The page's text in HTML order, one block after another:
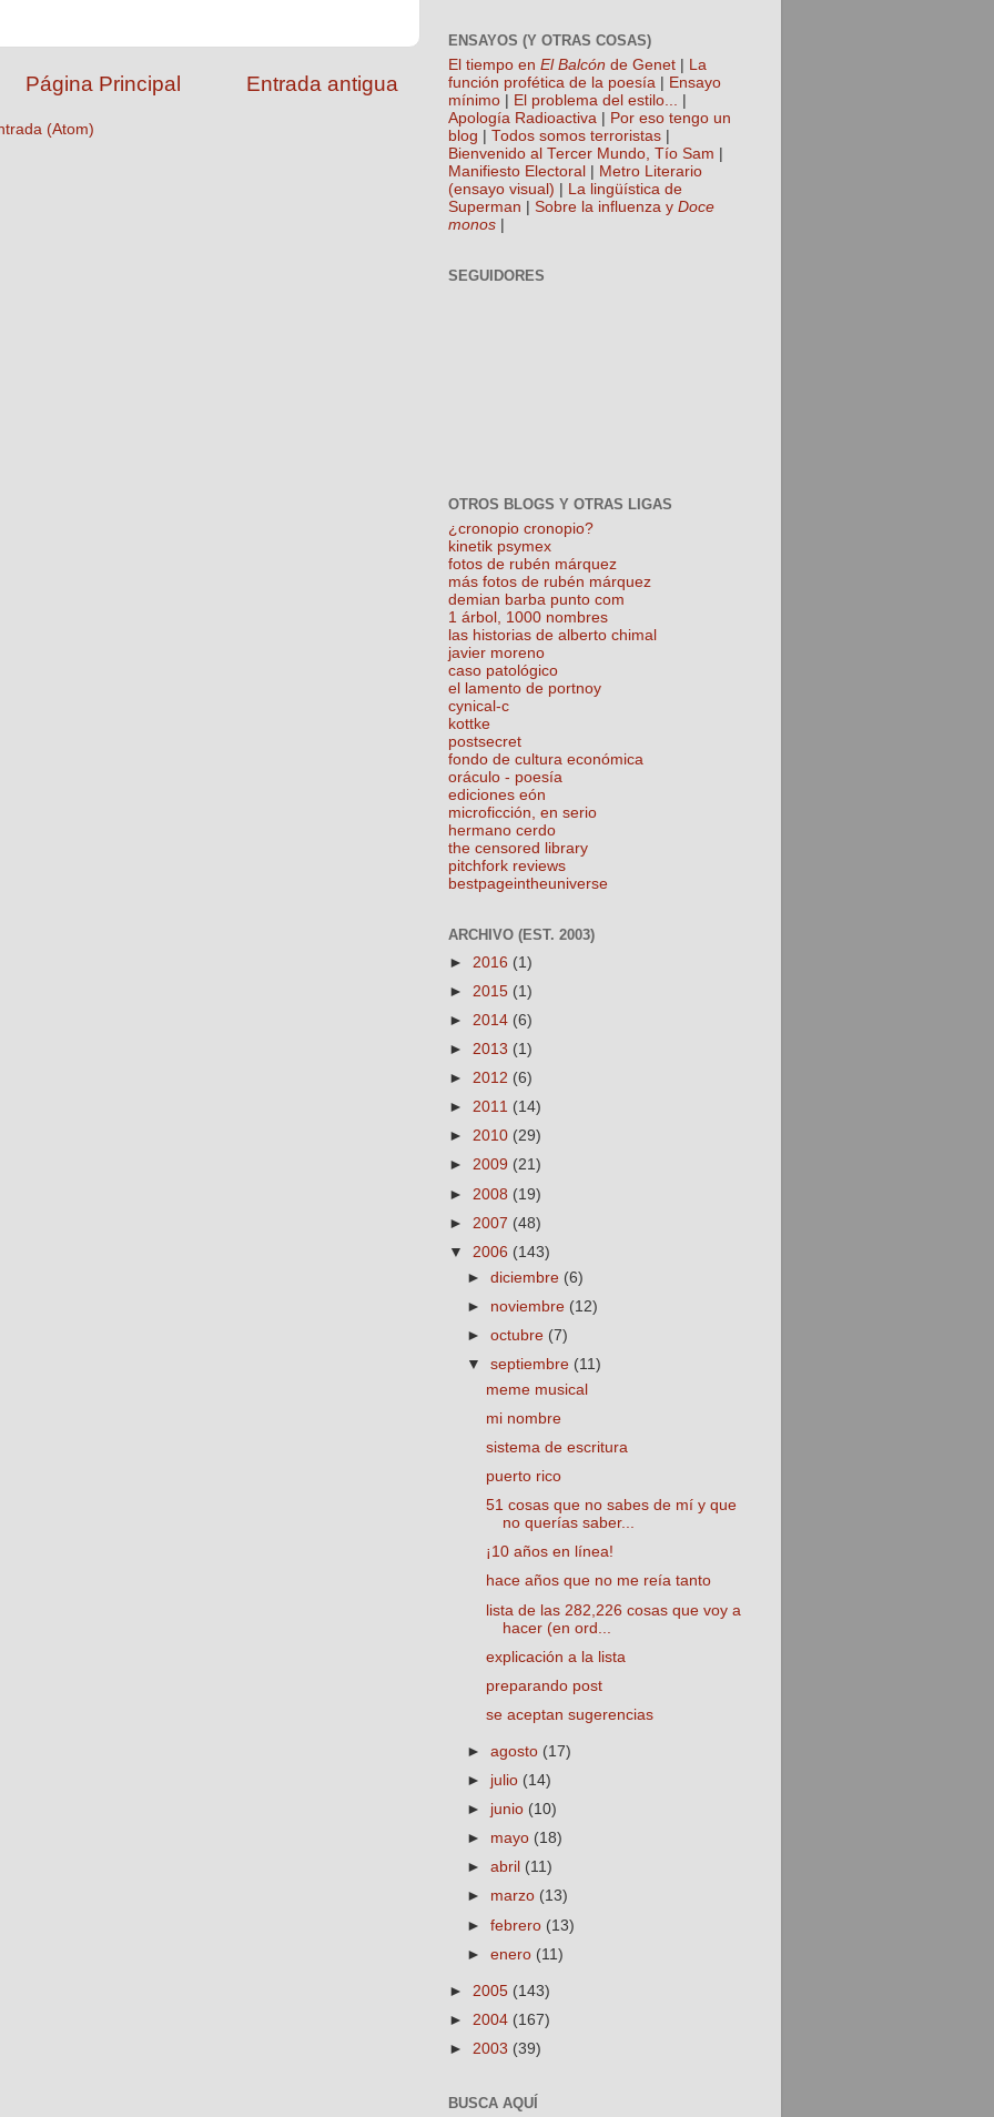
Entrada antigua
Página Principal
(Atom)
ENSAYOS (Y OTRAS COSAS)
El tiempo en El Balcón de Genet | La
función profética de la poesía | Ensayo
mínimo | El problema del estilo...
|
Apología Radioactiva | Por eso tengo un
blog | Todos somos terroristas |
Bienvenido al Tercer Mundo, Tío Sam |
Manifiesto Electoral | Metro Literario
(ensayo visual) | La lingüística de
Superman | Sobre la influenza y Doce
monos |
SEGUIDORES
OTROS BLOGS Y OTRAS LIGAS
¿cronopio cronopio?
kinetik psymex
fotos de rubén márquez
más fotos de rubén márquez
demian barba punto com
1 árbol, 1000 nombres
las historias de alberto chimal
javier moreno
caso patológico
el lamento de portnoy
cynical-c
kottke
postsecret
fondo de cultura económica
oráculo - poesía
ediciones eón
microficción, en serio
hermano cerdo
the censored library
pitchfork reviews
bestpageintheuniverse
ARCHIVO (EST. 2003)
► 2016 (1)
► 2015 (1)
► 2014 (6)
► 2013 (1)
► 2012 (6)
► 2011 (14)
► 2010 (29)
► 2009 (21)
► 2008 (19)
► 2007 (48)
▼ 2006 (143)
►diciembre (6)
► noviembre (12)
►octubre (7)
▼septiembre (11)
meme musical
mi nombre
sistema de escritura
puerto rico
51 cosas que no sabes de mí y que
no querías saber...
¡10 años en línea!
hace años que no me reía tanto
lista de las 282,226 cosas que voy a
hacer (en ord...
explicación a la lista
preparando post
se aceptan sugerencias
►agosto (17)
► julio (14)
► junio (10)
► mayo (18)
►abril (11)
► marzo (13)
►febrero (13)
►enero (11)
► 2005 (143)
► 2004 (167)
► 2003 (39)
BUSCA AQUÍ